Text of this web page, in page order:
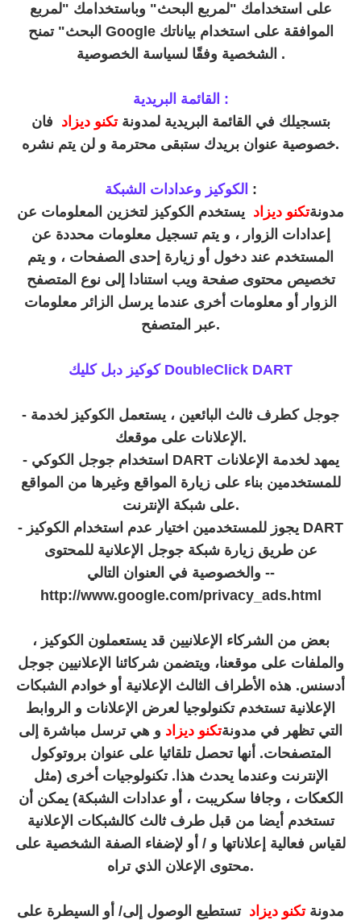
على استخدامك "لمربع البحث" وباستخدامك "لمربع
البحث" تمنح Google الموافقة على استخدام بياناتك
الشخصية وفقًا لسياسة الخصوصية .
القائمة البريدية :
بتسجيلك في القائمة البريدية لمدونةتكنو ديزاد فان
خصوصية عنوان بريدك ستبقى محترمة و لن يتم نشره.
الكوكيز وعدادات الشبكة :
مدونةتكنو ديزاد يستخدم الكوكيز لتخزين المعلومات عن
إعدادات الزوار ، و يتم تسجيل معلومات محددة عن
المستخدم عند دخول أو زيارة إحدى الصفحات ، و يتم
تخصيص محتوى صفحة ويب استنادا إلى نوع المتصفح
الزوار أو معلومات أخرى عندما يرسل الزائر معلومات
عبر المتصفح.
كوكيز دبل كليك DoubleClick DART
- جوجل كطرف ثالث البائعين ، يستعمل الكوكيز لخدمة
الإعلانات على موقعك.
- استخدام جوجل الكوكي DART يمهد لخدمة الإعلانات
للمستخدمين بناء على زيارة المواقع وغيرها من المواقع
على شبكة الإنترنت.
- يجوز للمستخدمين اختيار عدم استخدام الكوكيز DART
عن طريق زيارة شبكة جوجل الإعلانية للمحتوى
والخصوصية في العنوان التالي --
http://www.google.com/privacy_ads.html
بعض من الشركاء الإعلانيين قد يستعملون الكوكيز ،
والملفات على موقعنا، ويتضمن شركائنا الإعلانيين جوجل
أدسنس. هذه الأطراف الثالث الإعلانية أو خوادم الشبكات
الإعلانية تستخدم تكنولوجيا لعرض الإعلانات و الروابط
التي تظهر في مدونةتكنو ديزاد و هي ترسل مباشرة إلى
المتصفحات. أنها تحصل تلقائيا على عنوان بروتوكول
الإنترنت وعندما يحدث هذا. تكنولوجيات أخرى (مثل
الكعكات ، وجافا سكريبت ، أو عدادات الشبكة) يمكن أن
تستخدم أيضا من قبل طرف ثالث كالشبكات الإعلانية
لقياس فعالية إعلاناتها و / أو لإضفاء الصفة الشخصية على
محتوى الإعلان الذي تراه.
مدونةتكنو ديزاد تستطيع الوصول إلى/ أو السيطرة على